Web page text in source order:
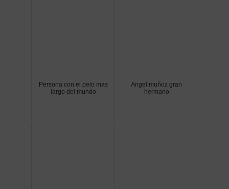
Persona con el pelo mas
largo del mundo
Angel muñoz gran
hermano